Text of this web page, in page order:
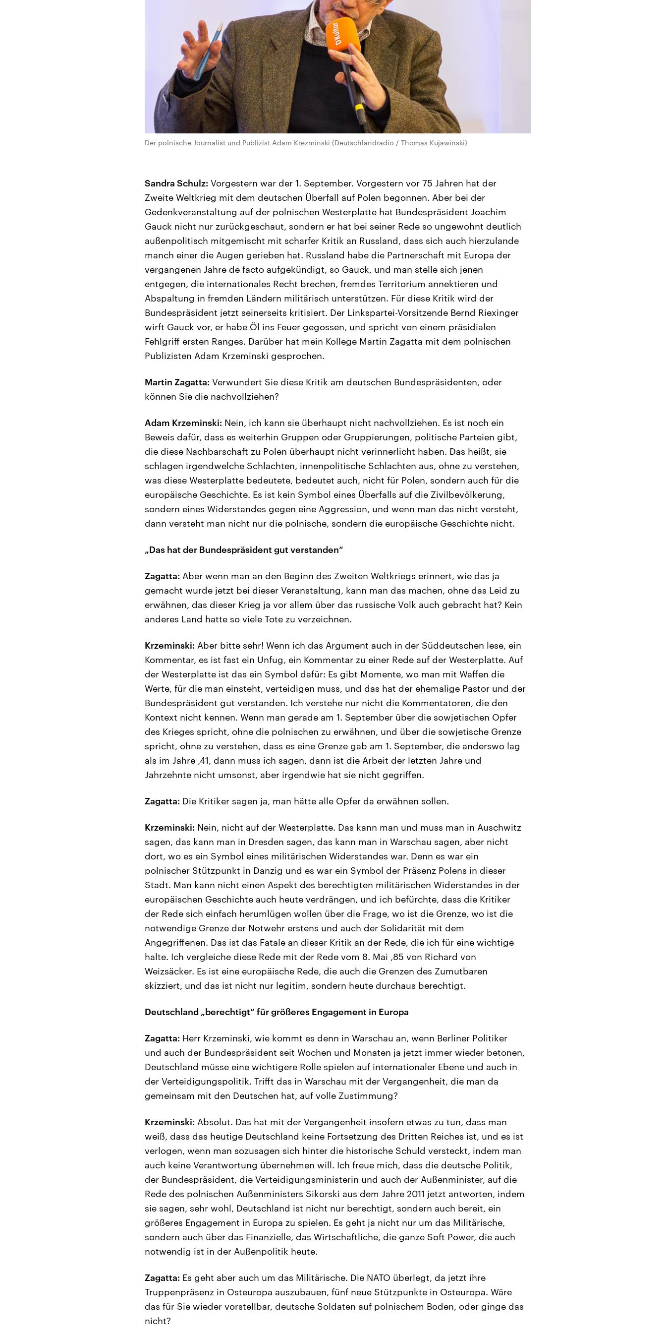
Der polnische Journalist und Publizist Adam Krezminski (Deutschlandradio / Thomas Kujawinski)
Sandra Schulz: Vorgestern war der 1. September. Vorgestern vor 75 Jahren hat der
Zweite Weltkrieg mit dem deutschen Überfall auf Polen begonnen. Aber bei der
Gedenkveranstaltung auf der polnischen Westerplatte hat Bundespräsident Joachim
Gauck nicht nur zurückgeschaut, sondern er hat bei seiner Rede so ungewohnt deutlich
außenpolitisch mitgemischt mit scharfer Kritik an Russland, dass sich auch hierzulande
manch einer die Augen gerieben hat. Russland habe die Partnerschaft mit Europa der
vergangenen Jahre de facto aufgekündigt, so Gauck, und man stelle sich jenen
entgegen, die internationales Recht brechen, fremdes Territorium annektieren und
Abspaltung in fremden Ländern militärisch unterstützen. Für diese Kritik wird der
Bundespräsident jetzt seinerseits kritisiert. Der Linkspartei-Vorsitzende Bernd Riexinger
wirft Gauck vor, er habe Öl ins Feuer gegossen, und spricht von einem präsidialen
Fehlgriff ersten Ranges. Darüber hat mein Kollege Martin Zagatta mit dem polnischen
Publizisten Adam Krzeminski gesprochen.
Martin Zagatta: Verwundert Sie diese Kritik am deutschen Bundespräsidenten, oder
können Sie die nachvollziehen?
Adam Krzeminski: Nein, ich kann sie überhaupt nicht nachvollziehen. Es ist noch ein
Beweis dafür, dass es weiterhin Gruppen oder Gruppierungen, politische Parteien gibt,
die diese Nachbarschaft zu Polen überhaupt nicht verinnerlicht haben. Das heißt, sie
schlagen irgendwelche Schlachten, innenpolitische Schlachten aus, ohne zu verstehen,
was diese Westerplatte bedeutete, bedeutet auch, nicht für Polen, sondern auch für die
europäische Geschichte. Es ist kein Symbol eines Überfalls auf die Zivilbevölkerung,
sondern eines Widerstandes gegen eine Aggression, und wenn man das nicht versteht,
dann versteht man nicht nur die polnische, sondern die europäische Geschichte nicht.
„Das hat der Bundespräsident gut verstanden“
Zagatta: Aber wenn man an den Beginn des Zweiten Weltkriegs erinnert, wie das ja
gemacht wurde jetzt bei dieser Veranstaltung, kann man das machen, ohne das Leid zu
erwähnen, das dieser Krieg ja vor allem über das russische Volk auch gebracht hat? Kein
anderes Land hatte so viele Tote zu verzeichnen.
Krzeminski: Aber bitte sehr! Wenn ich das Argument auch in der Süddeutschen lese, ein
Kommentar, es ist fast ein Unfug, ein Kommentar zu einer Rede auf der Westerplatte. Auf
der Westerplatte ist das ein Symbol dafür: Es gibt Momente, wo man mit Waffen die
Werte, für die man einsteht, verteidigen muss, und das hat der ehemalige Pastor und der
Bundespräsident gut verstanden. Ich verstehe nur nicht die Kommentatoren, die den
Kontext nicht kennen. Wenn man gerade am 1. September über die sowjetischen Opfer
des Krieges spricht, ohne die polnischen zu erwähnen, und über die sowjetische Grenze
spricht, ohne zu verstehen, dass es eine Grenze gab am 1. September, die anderswo lag
als im Jahre ‚41, dann muss ich sagen, dann ist die Arbeit der letzten Jahre und
Jahrzehnte nicht umsonst, aber irgendwie hat sie nicht gegriffen.
Zagatta: Die Kritiker sagen ja, man hätte alle Opfer da erwähnen sollen.
Krzeminski: Nein, nicht auf der Westerplatte. Das kann man und muss man in Auschwitz
sagen, das kann man in Dresden sagen, das kann man in Warschau sagen, aber nicht
dort, wo es ein Symbol eines militärischen Widerstandes war. Denn es war ein
polnischer Stützpunkt in Danzig und es war ein Symbol der Präsenz Polens in dieser
Stadt. Man kann nicht einen Aspekt des berechtigten militärischen Widerstandes in der
europäischen Geschichte auch heute verdrängen, und ich befürchte, dass die Kritiker
der Rede sich einfach herumlügen wollen über die Frage, wo ist die Grenze, wo ist die
notwendige Grenze der Notwehr erstens und auch der Solidarität mit dem
Angegriffenen. Das ist das Fatale an dieser Kritik an der Rede, die ich für eine wichtige
halte. Ich vergleiche diese Rede mit der Rede vom 8. Mai ‚85 von Richard von
Weizsäcker. Es ist eine europäische Rede, die auch die Grenzen des Zumutbaren
skizziert, und das ist nicht nur legitim, sondern heute durchaus berechtigt.
Deutschland „berechtigt“ für größeres Engagement in Europa
Zagatta: Herr Krzeminski, wie kommt es denn in Warschau an, wenn Berliner Politiker
und auch der Bundespräsident seit Wochen und Monaten ja jetzt immer wieder betonen,
Deutschland müsse eine wichtigere Rolle spielen auf internationaler Ebene und auch in
der Verteidigungspolitik. Trifft das in Warschau mit der Vergangenheit, die man da
gemeinsam mit den Deutschen hat, auf volle Zustimmung?
Krzeminski: Absolut. Das hat mit der Vergangenheit insofern etwas zu tun, dass man
weiß, dass das heutige Deutschland keine Fortsetzung des Dritten Reiches ist, und es ist
verlogen, wenn man sozusagen sich hinter die historische Schuld versteckt, indem man
auch keine Verantwortung übernehmen will. Ich freue mich, dass die deutsche Politik,
der Bundespräsident, die Verteidigungsministerin und auch der Außenminister, auf die
Rede des polnischen Außenministers Sikorski aus dem Jahre 2011 jetzt antworten, indem
sie sagen, sehr wohl, Deutschland ist nicht nur berechtigt, sondern auch bereit, ein
größeres Engagement in Europa zu spielen. Es geht ja nicht nur um das Militärische,
sondern auch über das Finanzielle, das Wirtschaftliche, die ganze Soft Power, die auch
notwendig ist in der Außenpolitik heute.
Zagatta: Es geht aber auch um das Militärische. Die NATO überlegt, da jetzt ihre
Truppenpräsenz in Osteuropa auszubauen, fünf neue Stützpunkte in Osteuropa. Wäre
das für Sie wieder vorstellbar, deutsche Soldaten auf polnischem Boden, oder ginge das
nicht?